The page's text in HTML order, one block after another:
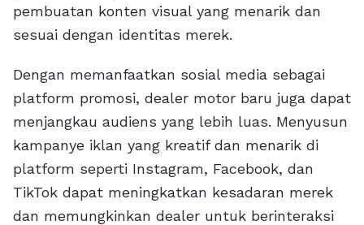
pembuatan konten visual yang menarik dan
sesuai dengan identitas merek.
Dengan memanfaatkan sosial media sebagai
platform promosi, dealer motor baru juga dapat
menjangkau audiens yang lebih luas. Menyusun
kampanye iklan yang kreatif dan menarik di
platform seperti Instagram, Facebook, dan
TikTok dapat meningkatkan kesadaran merek
dan memungkinkan dealer untuk berinteraksi